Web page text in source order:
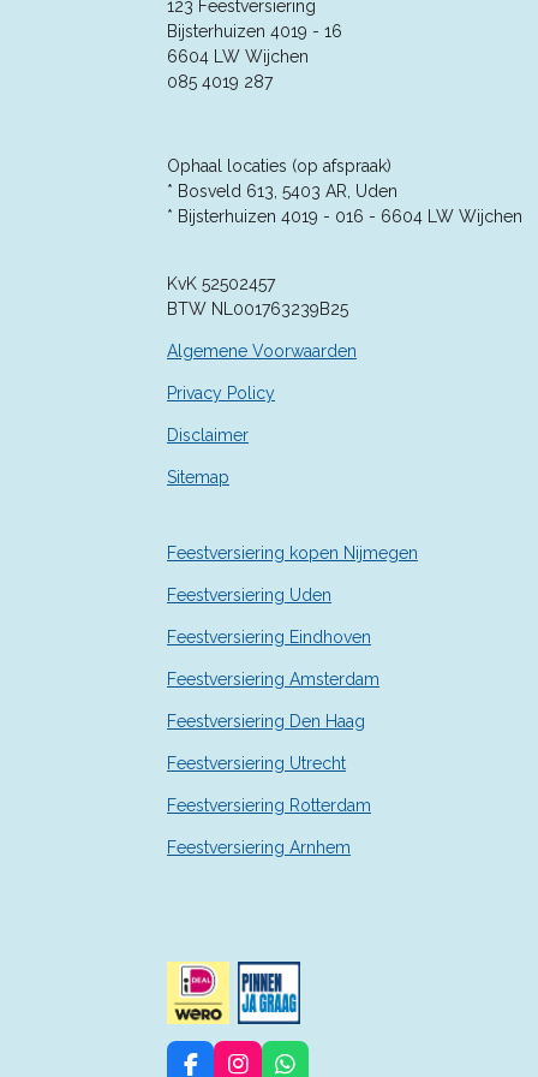
g
:
4
.
7
1
4
5
7
4
2
s
e
e
n
r
r
r
n
r
r
n
r
n
r
n
123 Feestversiering
Bijsterhuizen 4019 - 16
6604 LW Wijchen
085 4019 287
Ophaal locaties (op afspraak)
* Bosveld 613, 5403 AR, Uden
* Bijsterhuizen 4019 - 016 - 6604 LW Wijchen
KvK 52502457
BTW NL001763239B25
Algemene Voorwaarden
Privacy Policy
Disclaimer
Sitemap
Feestversiering kopen Nijmegen
Feestversiering Uden
Feestversiering Eindhoven
Feestversiering Amsterdam
Feestversiering Den Haag
Feestversiering Utrecht
Feestversiering Rotterdam
Feestversiering Arnhem